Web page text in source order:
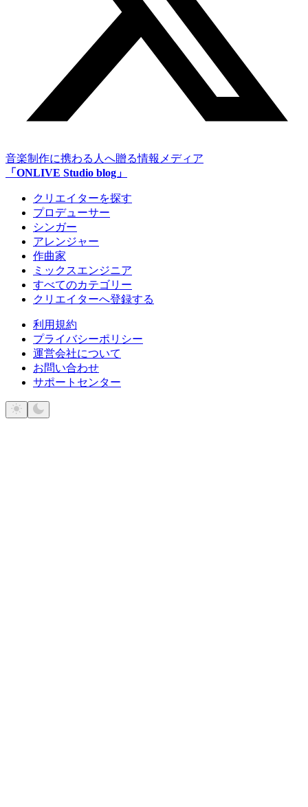
音楽制作に携わる人へ贈る情報メディア
「ONLIVE Studio blog」
クリエイターを探す
プロデューサー
シンガー
アレンジャー
作曲家
ミックスエンジニア
すべてのカテゴリー
クリエイターへ登録する
利用規約
プライバシーポリシー
運営会社について
お問い合わせ
サポートセンター